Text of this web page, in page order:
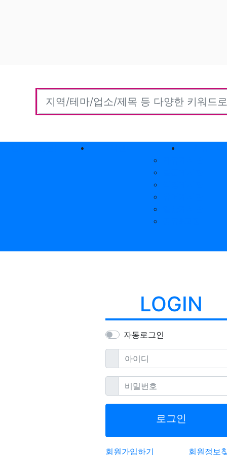
LOGIN
자동로그인
아이디필수
비밀번호필수
로그인
회원가입하기 회원정보